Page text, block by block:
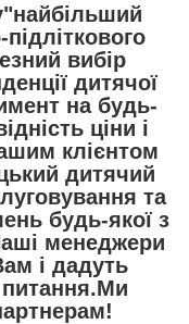
вибір
дитячої
на будь-
ціни і
клієнтом
дитячий
та
будь-якої з
менеджери
і дадуть
питання.Ми